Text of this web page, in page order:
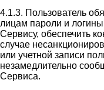
4.1.3. Пользователь
лицам пароли и
Сервису, обеспечить
случае
или учетной записи
незамедлительно
Сервиса.